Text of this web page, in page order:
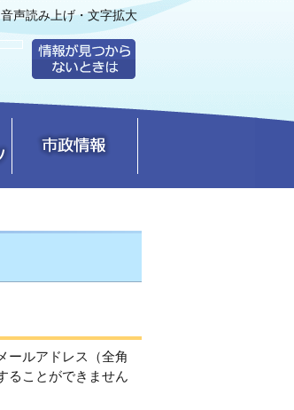
音声読み上げ・文字拡大
ールアドレス（全角
ることができません